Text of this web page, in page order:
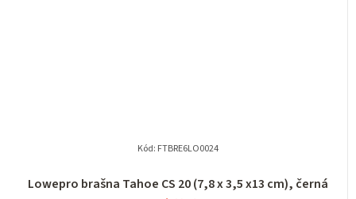
Lowepro brašna Tahoe CS 20 (7,8 x 3,5 x13 cm), černá
Kód: FTBRE6LO0024